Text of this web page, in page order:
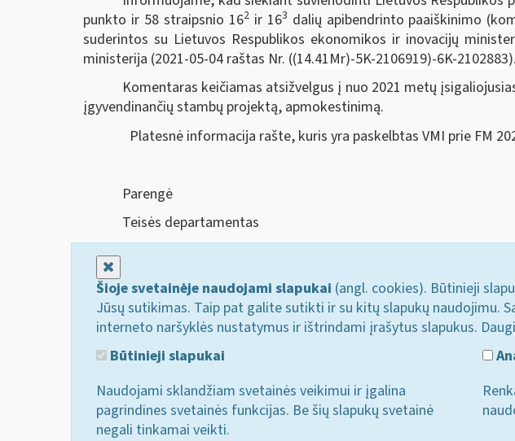
punkto ir 58 straipsnio 162ir 163 dalių apibendrinto paaiškinimo
suderintos su Lietuvos Respublikos ekonomikos ir inovacijų
ministerija (2021-05-04 raštas Nr. ((14.41Mr)-5K-2106919)-6K-2102883).
Komentaras keičiamas atsižvelgus į nuo 2021 metų
įgyvendinančių stambų projektą, apmokestinimą.
Platesnė informacija rašte, kuris yra paskelbtas VMI prie FM
Parengė
Teisės departamentas
Šioje svetainėje naudojami slapukai (angl. cookies). Būtinieji
Jūsų sutikimas. Taip pat galite sutikti ir su kitų slapukų naudojimu.
interneto naršyklės nustatymus ir ištrindami įrašytus slapukus.
Būtinieji slapukai
Naudojami sklandžiam svetainės veikimui ir įgalina
pagrindines svetainės funkcijas. Be šių slapukų svetainė
negali tinkamai veikti.